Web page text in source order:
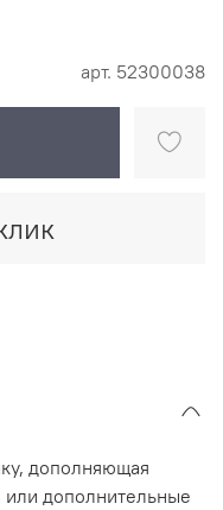
арт. 52300038
дополняющая
или дополнительные